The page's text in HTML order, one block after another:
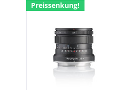
Preissenkung!